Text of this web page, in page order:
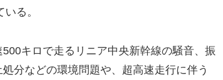
る。
キロで走るリニア中央新幹線の騒音、振
分などの環境問題や、超高速走行に伴う